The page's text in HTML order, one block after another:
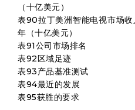
（十亿美元）
表90拉丁美洲智能电视市场
年（十亿美元）
表91公司市场排名
表92区域足迹
表93产品基准测试
表94最近的发展
表95获胜的要求